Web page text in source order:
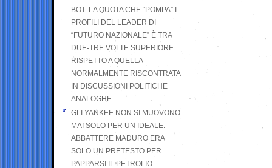
BOT. LA QUOTA CHE “POMPA” I
PROFILI DEL LEADER DI
“FUTURO NAZIONALE” È TRA
DUE-TRE VOLTE SUPERIORE
RISPETTO A QUELLA
NORMALMENTE RISCONTRATA
IN DISCUSSIONI POLITICHE
ANALOGHE
GLI YANKEE NON SI MUOVONO
MAI SOLO PER UN IDEALE:
ABBATTERE MADURO ERA
SOLO UN PRETESTO PER
PAPPARSI IL PETROLIO